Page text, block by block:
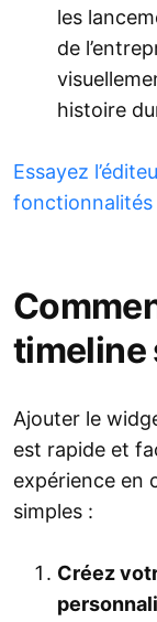
les
de
histoire
Essayez
fonctionnalités
timeline
Ajouter le
est rapide et
expérience en
simples :
Créez